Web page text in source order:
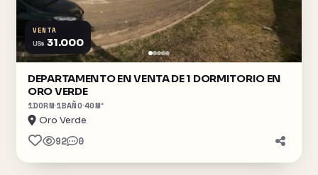
VENTA
US$ 31.000
DEPARTAMENTO EN VENTA DE 1 DORMITORIO EN
ORO VERDE
1DORM 1BAÑO40M²
Oro Verde
92 0